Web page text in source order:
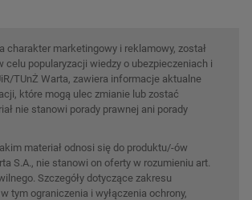
charakter marketingowy i reklamowy, został
celu popularyzacji wiedzy o ubezpieczeniach i
TUnŻ Warta, zawiera informacje aktualne
które mogą ulec zmianie lub zostać
nie stanowi porady prawnej ani porady
materiał odnosi się do produktu/-ów
S.A., nie stanowi on oferty w rozumieniu art.
Szczegóły dotyczące zakresu
tym ograniczenia i wyłączenia ochrony,